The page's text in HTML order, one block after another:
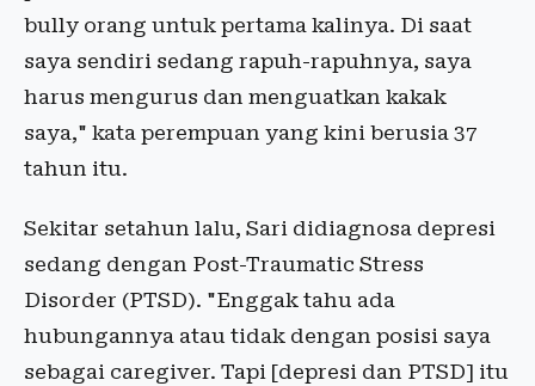
bully orang untuk pertama kalinya. Di saat
saya sendiri sedang rapuh-rapuhnya, saya
harus mengurus dan menguatkan kakak
saya," kata perempuan yang kini berusia 37
tahun itu.
Sekitar setahun lalu, Sari didiagnosa depresi
sedang dengan Post-Traumatic Stress
Disorder (PTSD). "Enggak tahu ada
hubungannya atau tidak dengan posisi saya
sebagai caregiver. Tapi [depresi dan PTSD] itu